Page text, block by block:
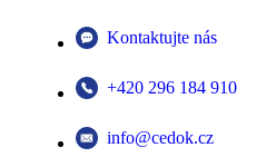
Kontaktujte nás
+420 296 184 910
info@cedok.cz